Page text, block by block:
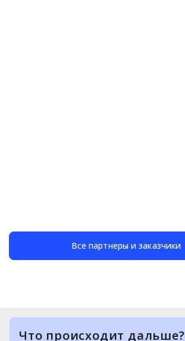
Все партнеры и заказчики
Что происходит дальше?